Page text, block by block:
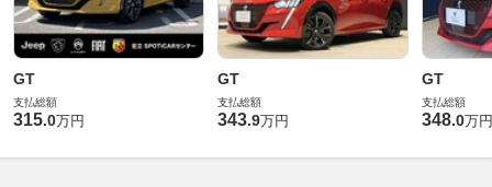
GT
支払総額
315.0万円
GT
支払総額
343.9万円
GT
支払総額
348.0万円